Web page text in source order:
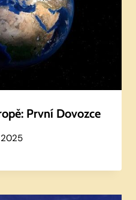
První Dovozce
2025